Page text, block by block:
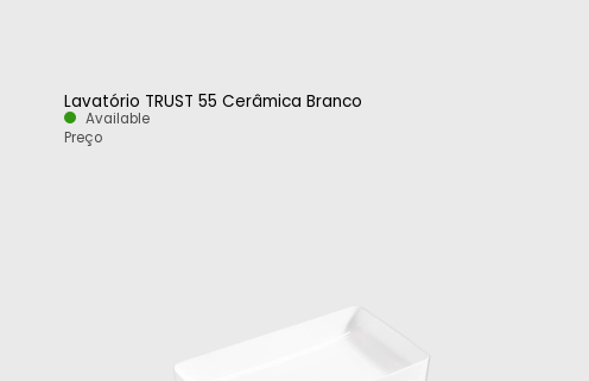
Lavatório TRUST 55 Cerâmica Branco
Available
Preço